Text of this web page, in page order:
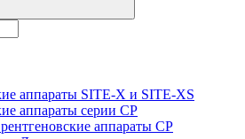
аппараты SITE-X и SITE-XS
аппараты серии CP
аппараты CP